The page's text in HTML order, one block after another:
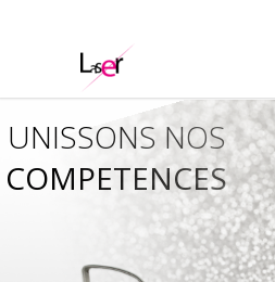
COMPETENCES
UNISSONS NOS